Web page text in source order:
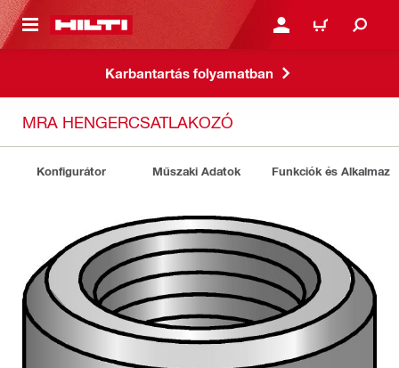
TARTALOMRA BEJELENTKEZÉS VAGY
KOSÁR
Karbantartás folyamatban
MRA HENGERCSATLAKOZÓ
Konfigurátor Műszaki Adatok Funkciók és